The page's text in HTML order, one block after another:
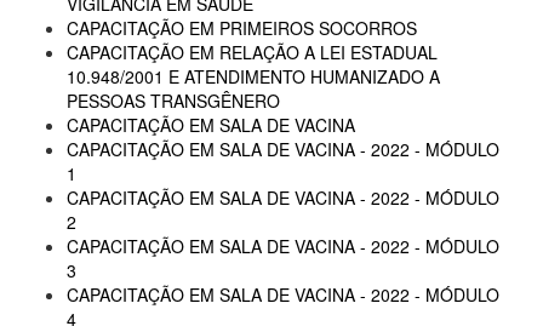
CAPACITAÇÃO EM PRIMEIROS SOCORROS
CAPACITAÇÃO EM RELAÇÃO A LEI ESTADUAL
10.948/2001 E ATENDIMENTO HUMANIZADO A
PESSOAS TRANSGÊNERO
CAPACITAÇÃO EM SALA DE VACINA
CAPACITAÇÃO EM SALA DE VACINA - 2022 - MÓDULO
1
CAPACITAÇÃO EM SALA DE VACINA - 2022 - MÓDULO
2
CAPACITAÇÃO EM SALA DE VACINA - 2022 - MÓDULO
3
CAPACITAÇÃO EM SALA DE VACINA - 2022 - MÓDULO
4